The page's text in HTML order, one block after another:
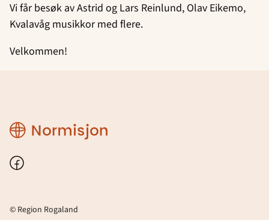
Vi får besøk av Astrid og Lars Reinlund, Olav Eikemo,
Kvalavåg musikkor med flere.
Velkommen!
Region
Rogaland
Facebook
© Region Rogaland